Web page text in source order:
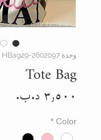
وحدة SKU: HBag29-2602097
Tote Bag
Color
*